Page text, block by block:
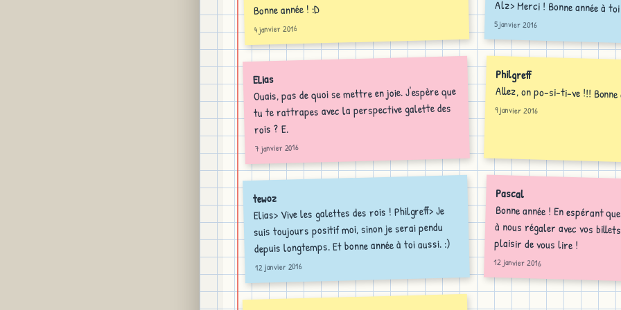
Bonne année ! :D
4 janvier 2016
Alz> Merci ! Bonne année à
5 janvier 2016
ELias
Ouais, pas de quoi se mettre en joie. J'espère que
tu te rattrapes avec la perspective galette des
rois ? E.
7 janvier 2016
Philgreff
Allez, on po-si-ti-ve !!! Bonne
9 janvier 2016
tewoz
Elias> Vive les galettes des rois ! Philgreff> Je
suis toujours positif moi, sinon je serai pendu
depuis longtemps. Et bonne année à toi aussi. :)
12 janvier 2016
Pascal
Bonne année ! En espérant
à nous régaler avec vos
plaisir de vous lire !
12 janvier 2016